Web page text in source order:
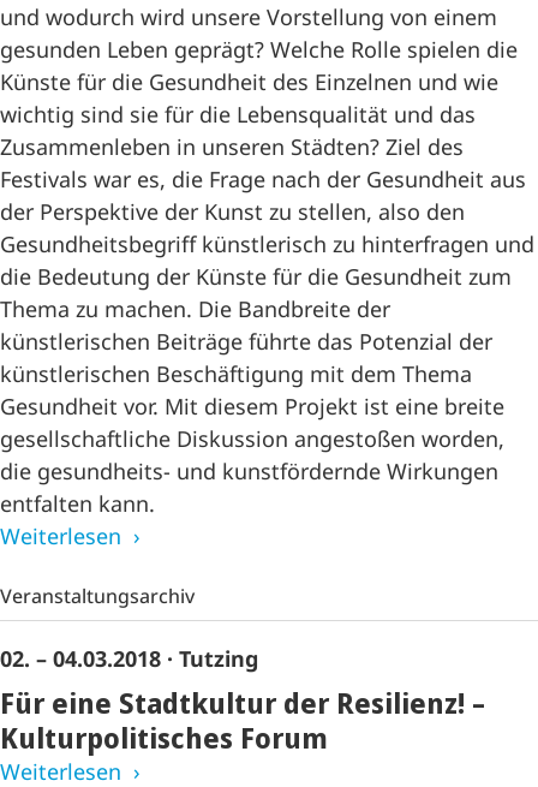
und wodurch wird unsere Vorstellung von einem
gesunden Leben geprägt? Welche Rolle spielen die
Künste für die Gesundheit des Einzelnen und wie
wichtig sind sie für die Lebensqualität und das
Zusammenleben in unseren Städten? Ziel des
Festivals war es, die Frage nach der Gesundheit aus
der Perspektive der Kunst zu stellen, also den
Gesundheitsbegriff künstlerisch zu hinterfragen und
die Bedeutung der Künste für die Gesundheit zum
Thema zu machen. Die Bandbreite der
künstlerischen Beiträge führte das Potenzial der
künstlerischen Beschäftigung mit dem Thema
Gesundheit vor. Mit diesem Projekt ist eine breite
gesellschaftliche Diskussion angestoßen worden,
die gesundheits- und kunstfördernde Wirkungen
entfalten kann.
Weiterlesen
Veranstaltungsarchiv
02. – 04.03.2018 · Tutzing
Für eine Stadtkultur der Resilienz! –
Kulturpolitisches Forum
Weiterlesen